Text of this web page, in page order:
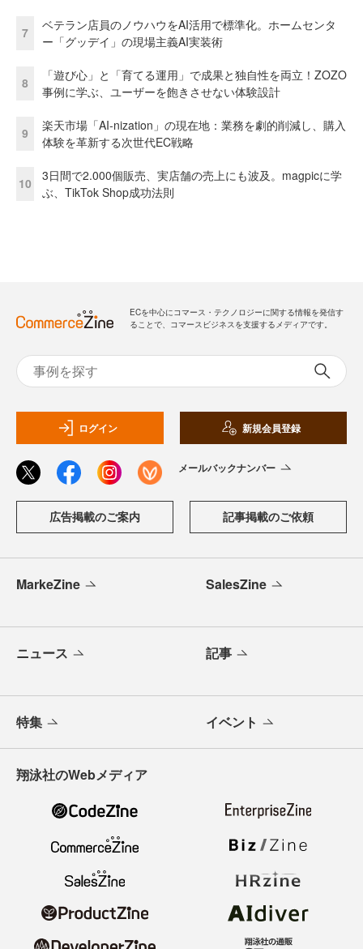
7
ベテラン店員のノウハウをAI活用で標準化。ホームセンタ
ー「グッデイ」の現場主義AI実装術
8
「遊び心」と「育てる運用」で成果と独自性を両立！ZOZO
事例に学ぶ、ユーザーを飽きさせない体験設計
9
楽天市場「AI-nization」の現在地：業務を劇的削減し、購入
体験を革新する次世代EC戦略
10
3日間で2.000個販売、実店舗の売上にも波及。magpicに学
ぶ、TikTok Shop成功法則
ECを中心にコマース・テクノロジーに関する情報を発信す
ることで、コマースビジネスを支援するメディアです。
ログイン 新規会員登録
メールバックナンバー
広告掲載のご案内 記事掲載のご依頼
MarkeZine SalesZine
ニュース 記事
特集 イベント
翔泳社のWebメディア